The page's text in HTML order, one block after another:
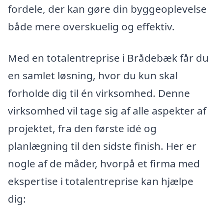
fordele, der kan gøre din byggeoplevelse
både mere overskuelig og effektiv.
Med en totalentreprise i Brådebæk får du
en samlet løsning, hvor du kun skal
forholde dig til én virksomhed. Denne
virksomhed vil tage sig af alle aspekter af
projektet, fra den første idé og
planlægning til den sidste finish. Her er
nogle af de måder, hvorpå et firma med
ekspertise i totalentreprise kan hjælpe
dig: